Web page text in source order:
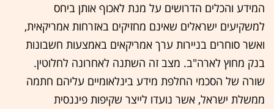
המידע והכלים הדרושים על מנת לאכוף אותן ביחס
למשקיעים ישראלים שאינם מחזיקים באזרחות אמריקאית,
ואשר סוחרים בניירות ערך אמריקאים באמצעות חשבונות
בנק מחוץ לארה"ב. מצב זה השתנה לאחרונה לחלוטין.
שורה של הסכמי החלפת מידע בינלאומיים עליהם חתמה
ממשלת ישראל, אשר נועדו לייצר שקיפות פיננסית